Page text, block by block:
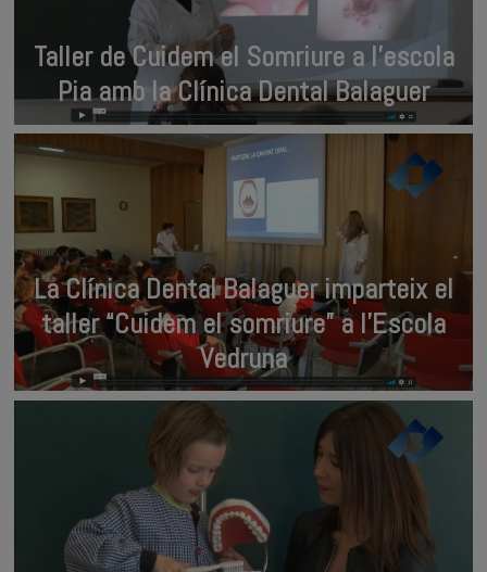
Taller de Cuidem el Somriure a l’escola
Pia amb la Clínica Dental Balaguer
La Clínica Dental Balaguer imparteix el
taller “Cuidem el somriure” a l’Escola
Vedruna